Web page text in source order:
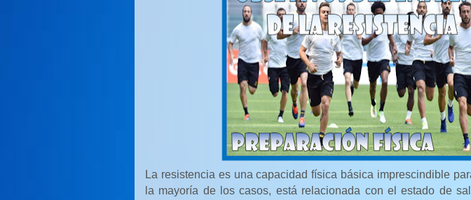
La resistencia es una capacidad física básica imprescindible
la mayoría de los casos, está relacionada con el estado de